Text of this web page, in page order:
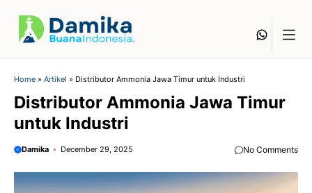
content
Home » Artikel » Distributor Ammonia Jawa Timur untuk Industri
Distributor Ammonia Jawa Timur
untuk Industri
Damika December 29, 2025 No Comments